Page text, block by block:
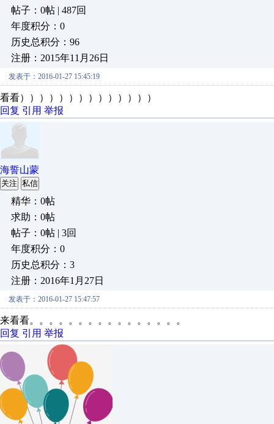
帖子：0帖 | 487回
年度积分：0
历史总积分：96
注册：2015年11月26日
发表于：2016-01-27 15:45:19
看看））））））））））））））
回复 引用 举报
海誓山蒙
关注 私信
精华：0帖
求助：0帖
帖子：0帖 | 3回
年度积分：0
历史总积分：3
注册：2016年1月27日
发表于：2016-01-27 15:47:57
来看看。。。。。。。。。。。。。。。。
回复 引用 举报